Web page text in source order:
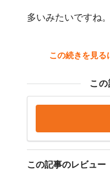
多いみたいですね。
この続きを見る
こ
この記事のレビュー